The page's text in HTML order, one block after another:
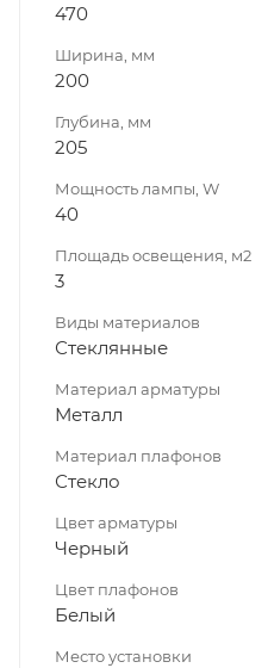
470
Ширина, мм
200
Глубина, мм
205
Мощность лампы, W
40
Площадь освещения, м2
3
Виды материалов
Стеклянные
Материал арматуры
Металл
Материал плафонов
Стекло
Цвет арматуры
Черный
Цвет плафонов
Белый
Место установки